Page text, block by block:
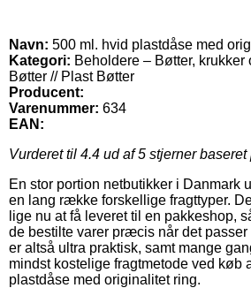
Navn: 500 ml. hvid plastdåse med
Kategori: Beholdere – Bøtter, krukker
Bøtter // Plast Bøtter
Producent:
Varenummer: 634
EAN:
Vurderet til 4.4 ud af 5 stjerner baseret
En stor portion netbutikker i Danmark
en lang række forskellige fragttyper.
lige nu at få leveret til en pakkeshop,
de bestilte varer præcis når det
er altså ultra praktisk, samt mange
mindst kostelige fragtmetode ved køb
plastdåse med originalitet ring.